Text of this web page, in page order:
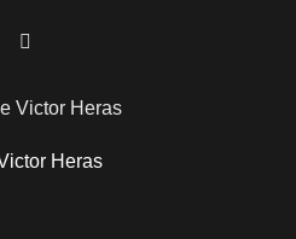
Heras